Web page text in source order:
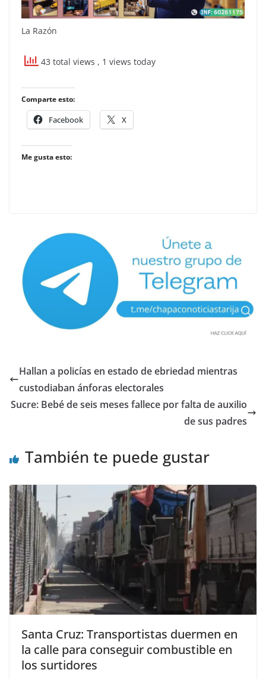
La Razón
43 total views , 1 views today
Comparte esto:
Facebook X
Me gusta esto:
Hallan a policías en estado de ebriedad mientras
custodiaban ánforas electorales
Sucre: Bebé de seis meses fallece por falta de auxilio
de sus padres
También te puede gustar
Santa Cruz: Transportistas duermen en
la calle para conseguir combustible en
los surtidores